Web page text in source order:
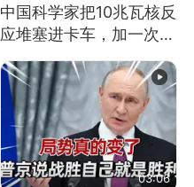
中国科学家把10兆瓦核反
应堆塞进卡车，加一次燃
03:06